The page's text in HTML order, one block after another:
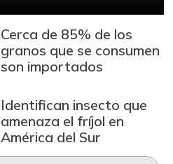
Cerca de 85% de los
granos que se consumen
son importados
Identifican insecto que
amenaza el fríjol en
América del Sur